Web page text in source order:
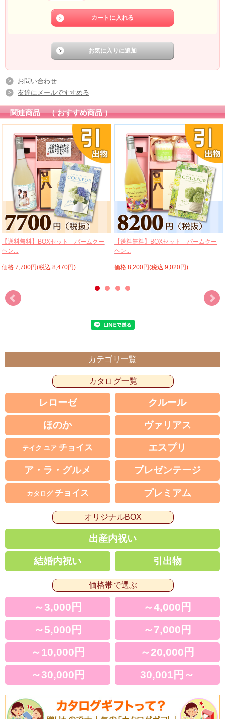
お問い合わせ
友達にメールですすめる
関連商品 （ おすすめ商品 ）
【送料無料】BOXセット バームクー
ヘン...
価格:7,700円(税込 8,470円)
【送料無料】BOXセット バームクー
ヘン...
価格:8,200円(税込 9,020円)
カテゴリ一覧
カタログ一覧
レローゼ クルール
ほのか ヴァリアス
テイク ユア チョイス エスプリ
ア・ラ・グルメ プレゼンテージ
カタログ チョイス プレミアム
オリジナルBOX
出産内祝い
結婚内祝い 引出物
価格帯で選ぶ
～3,000円
～4,000円
～5,000円
～7,000円
～10,000円
～20,000円
～30,000円
30,001円～